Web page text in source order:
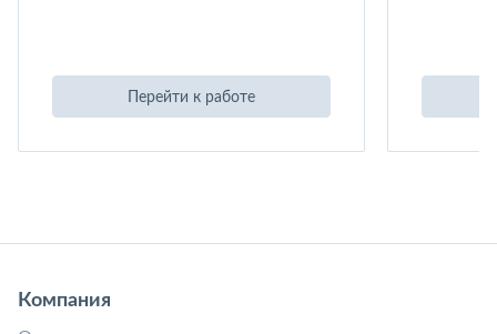
Перейти к работе
Компания